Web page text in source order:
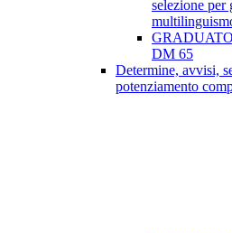
selezione
DM 65
Determine, avvisi,
potenziamento